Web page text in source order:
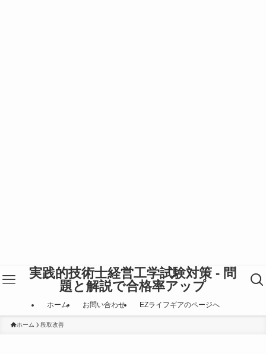
実践的技術士経営工学試験対策 - 問
題と解説で合格率アップ
ホーム お問い合わせ EZライフギアのページへ
ホーム 段取改善